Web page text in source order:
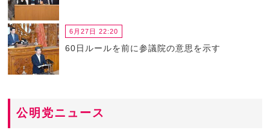
6月27日 22:20
60日ルールを前に参議院の意思を示す
公明党ニュース